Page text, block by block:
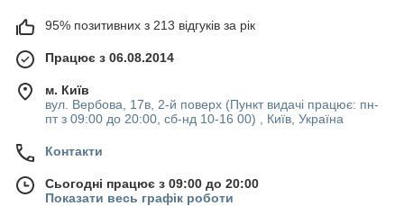
95% позитивних з 213 відгуків за рік
Працює з 06.08.2014
м. Київ
вул. Вербова, 17в, 2-й поверх (Пункт видачі працює: пн-
пт з 09:00 до 20:00, сб-нд 10-16 00) , Київ, Україна
Контакти
Сьогодні працює з 09:00 до 20:00
Показати весь графік роботи